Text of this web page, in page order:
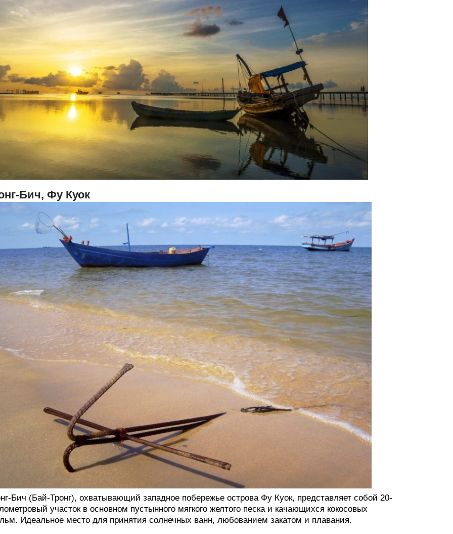
Бич, Фу Куок
Бич (Бай-Тронг), охватывающий западное побережье острова Фу Куок, представляет собой 20-
участок в основном пустынного мягкого желтого песка и качающихся кокосовых
Идеальное место для принятия солнечных ванн, любованием закатом и плавания.